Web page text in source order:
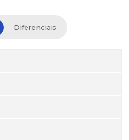
Diferenciais